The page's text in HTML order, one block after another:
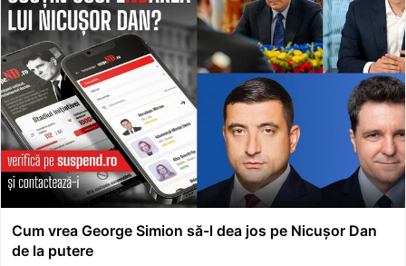
Cum vrea George Simion să-l dea jos pe Nicușor Dan
de la putere